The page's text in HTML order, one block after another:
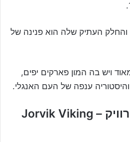
והחלק העתיק שלה הוא פנינה של
ויש בה המון פארקים יפים,
ענפה של העם האנגלי.
המרכז הויקינגי יורוויק – Jorvik Viking